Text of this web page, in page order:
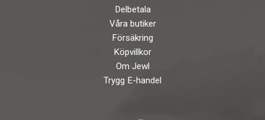
Delbetala
Våra butiker
Försäkring
Köpvillkor
Om Jewl
Trygg E-handel